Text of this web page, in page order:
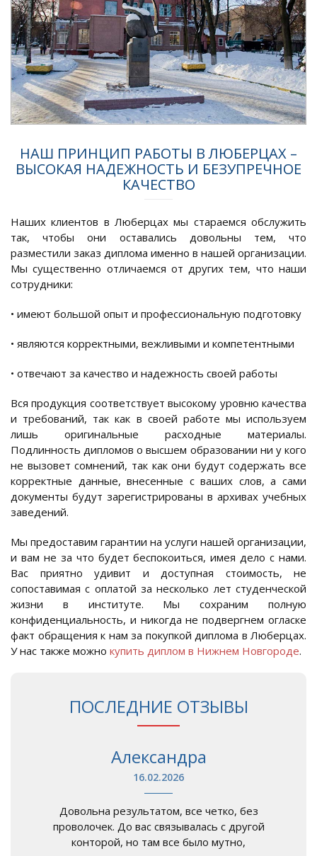
НАШ ПРИНЦИП РАБОТЫ В ЛЮБЕРЦАХ –
ВЫСОКАЯ НАДЕЖНОСТЬ И БЕЗУПРЕЧНОЕ
КАЧЕСТВО
Наших клиентов в Люберцах мы стараемся обслужить
так, чтобы они оставались довольны тем, что
разместили заказ диплома именно в нашей организации.
Мы существенно отличаемся от других тем, что наши
сотрудники:
• имеют большой опыт и профессиональную подготовку
• являются корректными, вежливыми и компетентными
• отвечают за качество и надежность своей работы
Вся продукция соответствует высокому уровню качества
и требований, так как в своей работе мы используем
лишь оригинальные расходные материалы.
Подлинность дипломов о высшем образовании ни у кого
не вызовет сомнений, так как они будут содержать все
корректные данные, внесенные с ваших слов, а сами
документы будут зарегистрированы в архивах учебных
заведений.
Мы предоставим гарантии на услуги нашей организации,
и вам не за что будет беспокоиться, имея дело с нами.
Вас приятно удивит и доступная стоимость, не
сопоставимая с оплатой за несколько лет студенческой
жизни в институте. Мы сохраним полную
конфиденциальность, и никогда не подвергнем огласке
факт обращения к нам за покупкой диплома в Люберцах.
У нас также можно купить диплом в Нижнем Новгороде.
ПОСЛЕДНИЕ ОТЗЫВЫ
Александра
16.02.2026
Довольна результатом, все четко, без
проволочек. До вас связывалась с другой
конторой, но там все было мутно,